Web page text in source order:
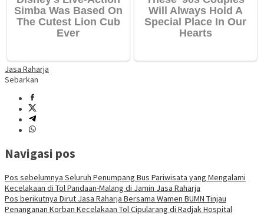
Jasa Raharja
Sebarkan
Navigasi pos
Pos sebelumnya Seluruh Penumpang Bus Pariwisata yang Mengalami
Kecelakaan di Tol Pandaan-Malang di Jamin Jasa Raharja
Pos berikutnya Dirut Jasa Raharja Bersama Wamen BUMN Tinjau
Penanganan Korban Kecelakaan Tol Cipularang di Radjak Hospital